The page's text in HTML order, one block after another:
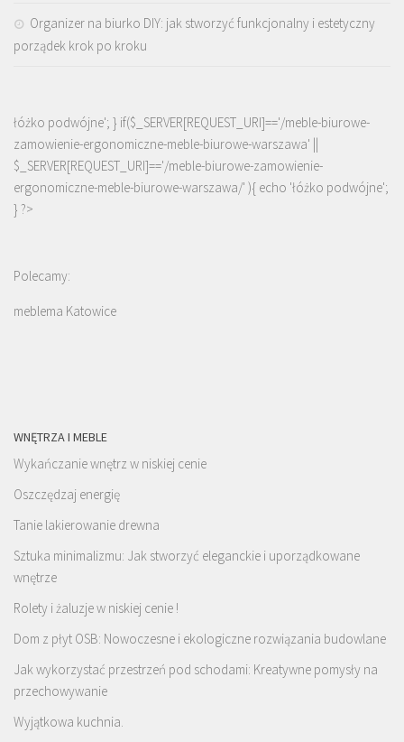
Organizer na biurko DIY: jak stworzyć funkcjonalny i estetyczny
porządek krok po kroku
łóżko podwójne'; } if($_SERVER[REQUEST_URI]=='/meble-biurowe-
zamowienie-ergonomiczne-meble-biurowe-warszawa' ||
$_SERVER[REQUEST_URI]=='/meble-biurowe-zamowienie-
ergonomiczne-meble-biurowe-warszawa/' ){ echo 'łóżko podwójne';
} ?>
Polecamy:
meblema Katowice
WNĘTRZA I MEBLE
Wykańczanie wnętrz w niskiej cenie
Oszczędzaj energię
Tanie lakierowanie drewna
Sztuka minimalizmu: Jak stworzyć eleganckie i uporządkowane
wnętrze
Rolety i żaluzje w niskiej cenie !
Dom z płyt OSB: Nowoczesne i ekologiczne rozwiązania budowlane
Jak wykorzystać przestrzeń pod schodami: Kreatywne pomysły na
przechowywanie
Wyjątkowa kuchnia.